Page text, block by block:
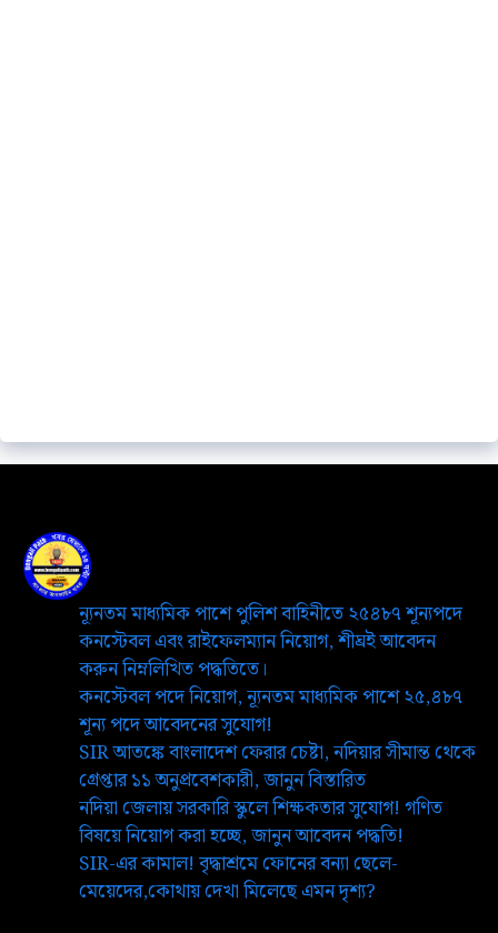
ন্যূনতম মাধ্যমিক পাশে পুলিশ বাহিনীতে ২৫৪৮৭ শূন্যপদে
কনস্টেবল এবং রাইফেলম্যান নিয়োগ, শীঘ্রই আবেদন
করুন নিম্নলিখিত পদ্ধতিতে।
কনস্টেবল পদে নিয়োগ, ন্যূনতম মাধ্যমিক পাশে ২৫,৪৮৭
শূন্য পদে আবেদনের সুযোগ!
SIR আতঙ্কে বাংলাদেশ ফেরার চেষ্টা, নদিয়ার সীমান্ত থেকে
গ্রেপ্তার ১১ অনুপ্রবেশকারী, জানুন বিস্তারিত
নদিয়া জেলায় সরকারি স্কুলে শিক্ষকতার সুযোগ! গণিত
বিষয়ে নিয়োগ করা হচ্ছে, জানুন আবেদন পদ্ধতি!
SIR-এর কামাল! বৃদ্ধাশ্রমে ফোনের বন্যা ছেলে-
মেয়েদের,কোথায় দেখা মিলেছে এমন দৃশ্য?